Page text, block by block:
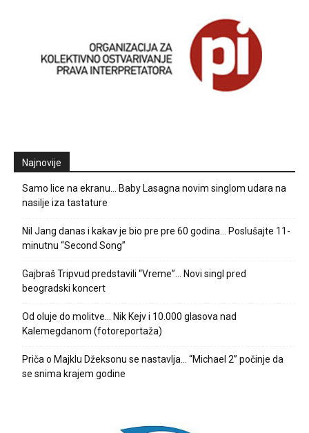
Najnovije
Samo lice na ekranu… Baby Lasagna novim singlom udara na
nasilje iza tastature
Nil Jang danas i kakav je bio pre pre 60 godina… Poslušajte 11-
minutnu “Second Song”
Gajbraš Tripvud predstavili “Vreme”… Novi singl pred
beogradski koncert
Od oluje do molitve… Nik Kejv i 10.000 glasova nad
Kalemegdanom (fotoreportaža)
Priča o Majklu Džeksonu se nastavlja… “Michael 2” počinje da
se snima krajem godine